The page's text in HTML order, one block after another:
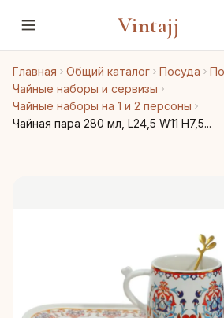
Vintajj
Главная Общий каталог Посуда
Чайные наборы и сервизы
Чайные наборы на 1 и 2 персоны
Чайная пара 280 мл, L24,5 W11 H7,5...